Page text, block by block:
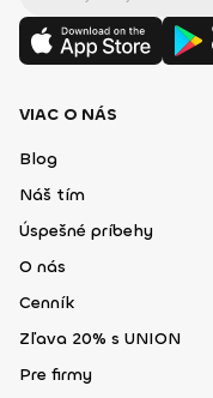
VIAC O NÁS
Blog
Náš tím
Úspešné príbehy
O nás
Cenník
Zľava 20% s UNION
Pre firmy